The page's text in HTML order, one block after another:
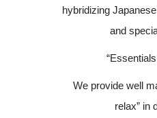
hybridizing
and
We provide well
relax” in